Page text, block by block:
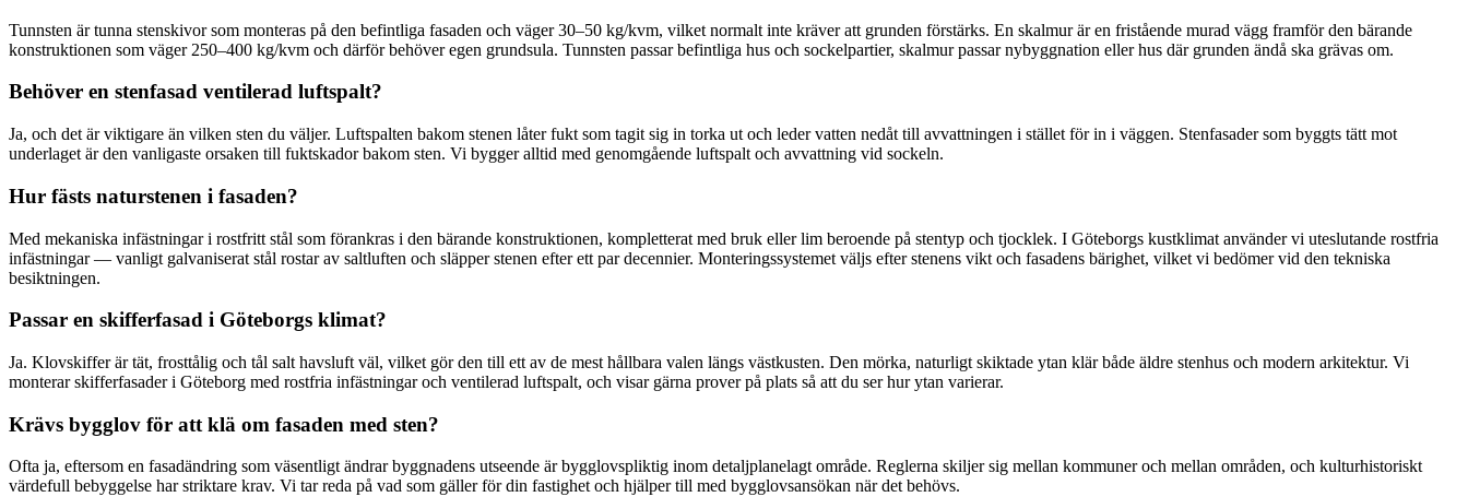
Tunnsten är tunna stenskivor som monteras på den befintliga fasaden och väger 30–50 kg/kvm, vilket normalt inte kräver att grunden förstärks. En skalmur är en fristående murad vägg framför den bärande
konstruktionen som väger 250–400 kg/kvm och därför behöver egen grundsula. Tunnsten passar befintliga hus och sockelpartier, skalmur passar nybyggnation eller hus där grunden ändå ska grävas om.
Behöver en stenfasad ventilerad luftspalt?
Ja, och det är viktigare än vilken sten du väljer. Luftspalten bakom stenen låter fukt som tagit sig in torka ut och leder vatten nedåt till avvattningen i stället för in i väggen. Stenfasader som byggts tätt mot
underlaget är den vanligaste orsaken till fuktskador bakom sten. Vi bygger alltid med genomgående luftspalt och avvattning vid sockeln.
Hur fästs naturstenen i fasaden?
Med mekaniska infästningar i rostfritt stål som förankras i den bärande konstruktionen, kompletterat med bruk eller lim beroende på stentyp och tjocklek. I Göteborgs kustklimat använder vi uteslutande rostfria
infästningar — vanligt galvaniserat stål rostar av saltluften och släpper stenen efter ett par decennier. Monteringssystemet väljs efter stenens vikt och fasadens bärighet, vilket vi bedömer vid den tekniska
besiktningen.
Passar en skifferfasad i Göteborgs klimat?
Ja. Klovskiffer är tät, frosttålig och tål salt havsluft väl, vilket gör den till ett av de mest hållbara valen längs västkusten. Den mörka, naturligt skiktade ytan klär både äldre stenhus och modern arkitektur. Vi
monterar skifferfasader i Göteborg med rostfria infästningar och ventilerad luftspalt, och visar gärna prover på plats så att du ser hur ytan varierar.
Krävs bygglov för att klä om fasaden med sten?
Ofta ja, eftersom en fasadändring som väsentligt ändrar byggnadens utseende är bygglovspliktig inom detaljplanelagt område. Reglerna skiljer sig mellan kommuner och mellan områden, och kulturhistoriskt
värdefull bebyggelse har striktare krav. Vi tar reda på vad som gäller för din fastighet och hjälper till med bygglovsansökan när det behövs.